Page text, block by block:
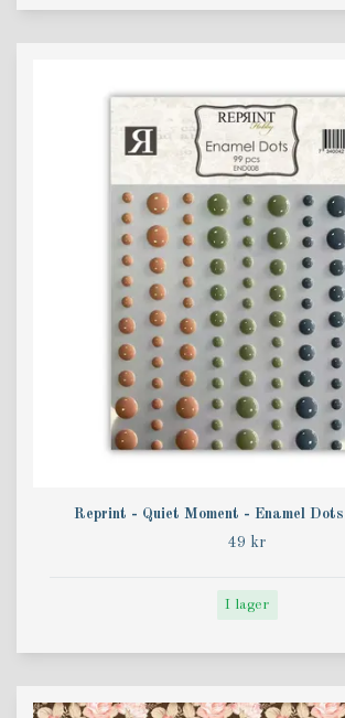
Reprint - Quiet Moment - Enamel
49 kr
I lager